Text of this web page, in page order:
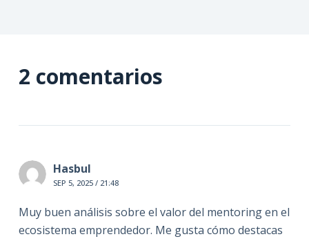
2 comentarios
Hasbul
SEP 5, 2025 / 21:48
Muy buen análisis sobre el valor del mentoring en el
ecosistema emprendedor. Me gusta cómo destacas